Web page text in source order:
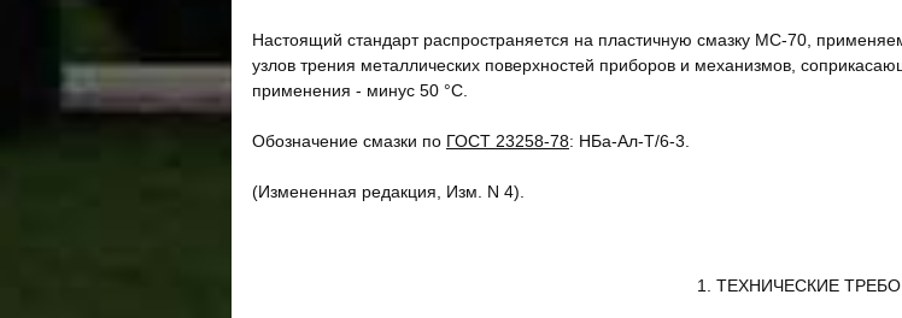
Настоящий стандарт распространяется на пластичную смазку МС-70,
узлов трения металлических поверхностей приборов и механизмов,
применения - минус 50 °С.
Обозначение смазки по ГОСТ 23258-78: НБа-Ал-Т/6-3.
(Измененная редакция, Изм. N 4).
1. ТЕХНИЧЕСКИЕ